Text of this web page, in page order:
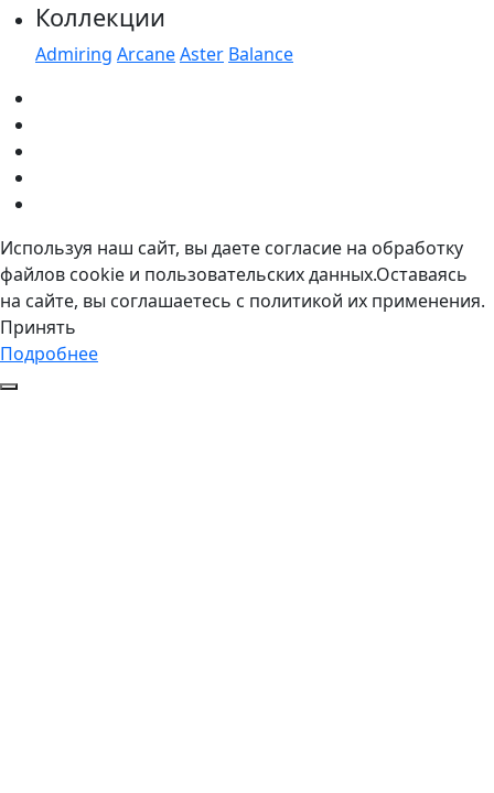
Коллекции
Admiring ArcaneAster Balance
Используя наш сайт, вы даете согласие на обработку
файлов cookie и пользовательских данных.Оставаясь
на сайте, вы соглашаетесь с политикой их применения.
Принять
Подробнее